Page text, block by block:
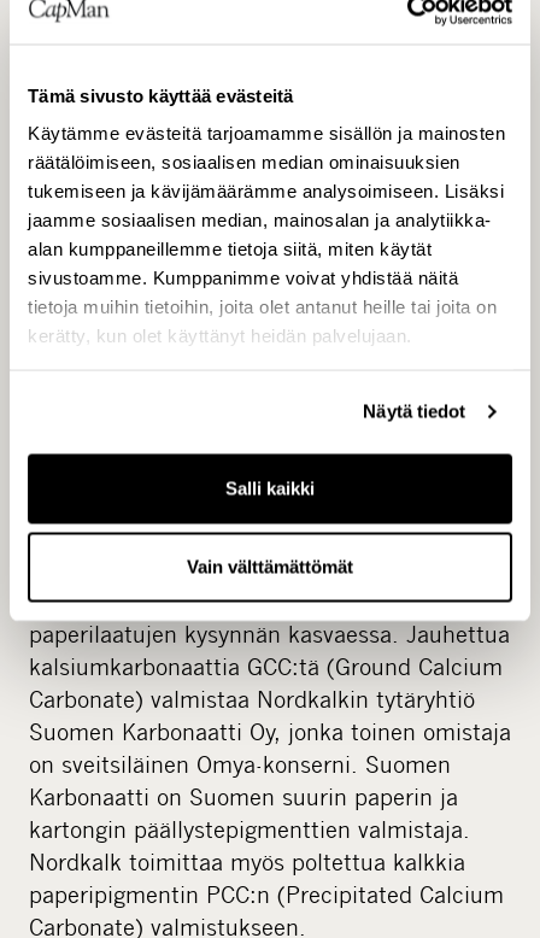
Tämä sivusto käyttää evästeitä
Käytämme evästeitä tarjoamamme sisällön ja mainosten
räätälöimiseen, sosiaalisen median ominaisuuksien
tukemiseen ja kävijämäärämme analysoimiseen. Lisäksi
jaamme sosiaalisen median, mainosalan ja analytiikka-
alan kumppaneillemme tietoja siitä, miten käytät
sivustoamme. Kumppanimme voivat yhdistää näitä
tietoja muihin tietoihin, joita olet antanut heille tai joita on
kerätty, kun olet käyttänyt heidän palvelujaan.
Näytä tiedot
Salli kaikki
Vain välttämättömät
aineena tai niiden valmistusprosesseissa.
epäpuhtaudet poistetaan kalkin avulla, lipeä
voidaan selluloosan valmistuksessa käyttää
uudelleen kalkin avulla ja
elintarviketeollisuudessa kalkki puhdistaa
sokerijuurikasmehun. Lisäksi Nordkalkin
tuotteita käytetään mm.
rakennusaineteollisuudessa, kemian
teollisuudessa sekä tien- ja
maanrakennukseen.
Tulevina vuosina yhtiön tuotteista erityisesti
paperiteollisuudelle jalostetun
päällystyspigmentin ja täyteaineiden kysynnän
odotetaan lisääntyvän korkealaatuisten
paperilaatujen kysynnän kasvaessa. Jauhettua
kalsiumkarbonaattia GCC:tä (Ground Calcium
Carbonate) valmistaa Nordkalkin tytäryhtiö
Suomen Karbonaatti Oy, jonka toinen omistaja
on sveitsiläinen Omya-konserni. Suomen
Karbonaatti on Suomen suurin paperin ja
kartongin päällystepigmenttien valmistaja.
Nordkalk toimittaa myös poltettua kalkkia
paperipigmentin PCC:n (Precipitated Calcium
Carbonate) valmistukseen.